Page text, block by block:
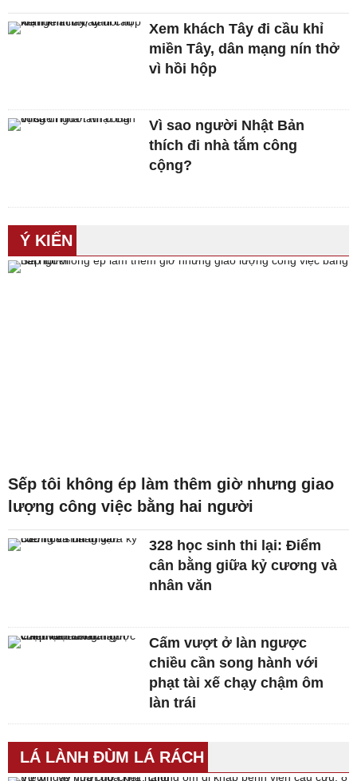
Xem khách Tây đi cầu khỉ
miền Tây, dân mạng nín thở
vì hồi hộp
Vì sao người Nhật Bản
thích đi nhà tắm công
cộng?
Ý KIẾN
Sếp tôi không ép làm thêm giờ nhưng giao
lượng công việc bằng hai người
328 học sinh thi lại: Điểm
cân bằng giữa kỷ cương và
nhân văn
Cấm vượt ở làn ngược
chiều cần song hành với
phạt tài xế chạy chậm ôm
làn trái
LÁ LÀNH ĐÙM LÁ RÁCH